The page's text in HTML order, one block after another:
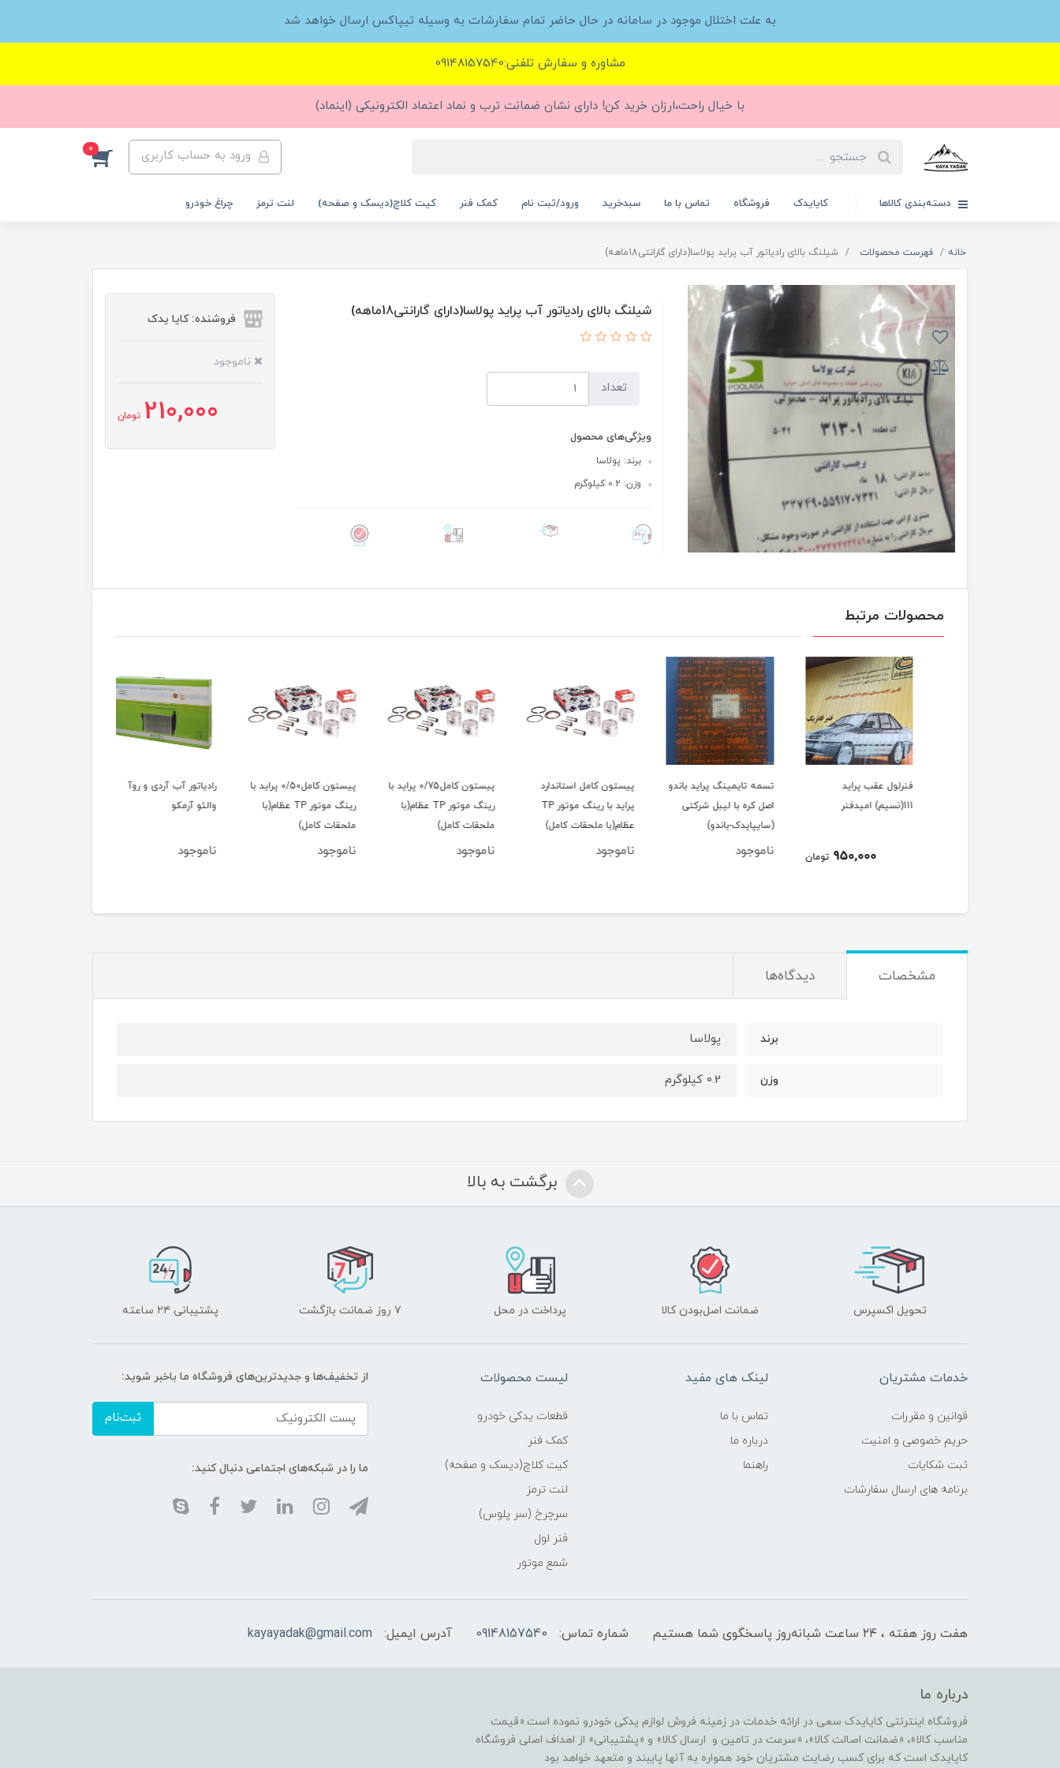
به علت اختلال موجود در سامانه در حال حاضر تمام سفارشات به وسیله تیپاکس ارسال خواهد شد
مشاوره و سفارش تلفنی:09148157540
با خیال راحت،ارزان خرید کن! دارای نشان ضمانت ترب و نماد اعتماد الکترونیکی (اینماد)
ورود به حساب کاربری 0
دسته‌بندی کالاها کایایدک فروشگاه تماس با ما سبدخرید ورود/ثبت نام کمک فنر کیت کلاچ(دیسک و صفحه) لنت ترمز چراغ خودرو
خانه فهرست محصولات شیلنگ بالای رادیاتور آب پراید پولاسا(دارای گارانتی18ماهه)
شیلنگ بالای رادیاتور آب پراید پولاسا(دارای گارانتی18ماهه)
تعداد
ویژگی‌های محصول
برند: پولاسا
وزن: 0.2 کیلوگرم
فروشنده: کایا یدک
ناموجود
210,000 تومان
محصولات مرتبط
فنرلول عقب پراید
950,000 تومان
تسمه تایمینگ پراید باندو
اصل کره با لیبل شرکتی
(سایپایدک-باندو)
ناموجود
پیستون کامل استاندارد
پراید با رینگ موتور TP
عظام(با ملحقات کامل)
ناموجود
پیستون کامل0/75 پراید با
رینگ موتور TP عظام(با
ملحقات کامل)
ناموجود
پیستون کامل0/50 پراید با
رینگ موتور TP عظام(با
ملحقات کامل)
ناموجود
رادیاتور آب آردی و روآ
والئو آرمکو
ناموجود
مشخصات دیدگاه‌ها
برند پولاسا
وزن 0.2 کیلوگرم
برگشت به بالا
تحویل اکسپرس ضمانت اصل‌بودن کالا پرداخت در محل ۷ روز ضمانت بازگشت پشتیبانی ۲۴ ساعته
خدمات مشتریان
قوانین و مقررات
حریم خصوصی و امنیت
ثبت شکایات
برنامه های ارسال سفارشات
لینک های مفید
تماس با ما
درباره ما
راهنما
لیست محصولات
قطعات یدکی خودرو
کمک فنر
کیت کلاچ(دیسک و صفحه)
لنت ترمز
سرچرخ (سر پلوس)
فنر لول
شمع موتور
از تخفیف‌ها و جدیدترین‌های فروشگاه ما باخبر شوید:
ثبت‌نام
ما را در شبکه‌های اجتماعی دنبال کنید:
هفت روز هفته ، ۲۴ ساعت شبانه‌روز پاسخگوی شما هستیم شماره تماس: 09148157540 آدرس ایمیل: kayayadak@gmail.com
درباره ما
فروشگاه اینترنتی کایایدک سعی در ارائه خدمات در زمینه فروش لوازم یدکی خودرو نموده است.«قیمت
مناسب کالا»، «ضمانت اصالت کالا»، «سرعت در تامین و ارسال کالا» و «پشتیبانی» از اهداف اصلی فروشگاه
کایایدک است که برای کسب رضایت مشتریان خود همواره به آنها پایبند و متعهد خواهد بود